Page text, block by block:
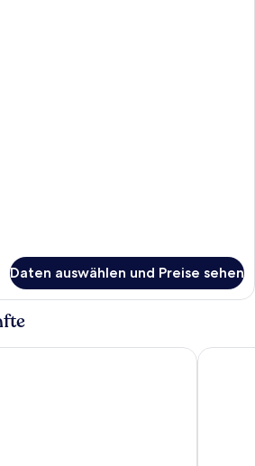
Daten auswählen und Preise sehen
Downtown, by the Motel One